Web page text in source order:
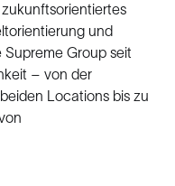
und
Group seit
– von der
Locations bis zu